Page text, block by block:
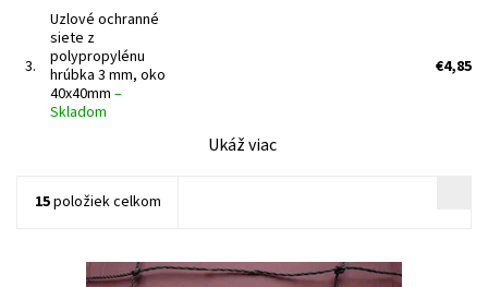
3.
Uzlové ochranné
siete z
polypropylénu
hrúbka 3 mm, oko
40x40mm –
Skladom
€4,85
Ukáž viac
15položiek celkom